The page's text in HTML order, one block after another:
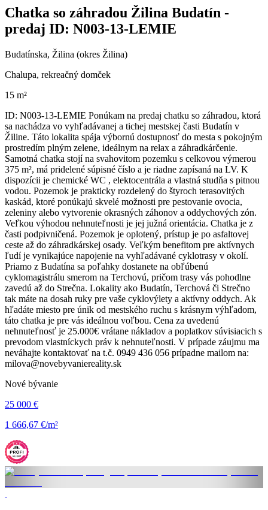
Chatka so záhradou Žilina Budatín -
predaj ID: N003-13-LEMIE
Budatínska, Žilina (okres Žilina)
Chalupa, rekreačný domček
15 m²
ID: N003-13-LEMIE Ponúkam na predaj chatku so záhradou, ktorá
sa nachádza vo vyhľadávanej a tichej mestskej časti Budatín v
Žiline. Táto lokalita spája výbornú dostupnosť do mesta s pokojným
prostredím plným zelene, ideálnym na relax a záhradkárčenie.
Samotná chatka stojí na svahovitom pozemku s celkovou výmerou
375 m², má pridelené súpisné číslo a je riadne zapísaná na LV. K
dispozícii je chemické WC , elektocentrála a vlastná studňa s pitnou
vodou. Pozemok je prakticky rozdelený do štyroch terasovitých
kaskád, ktoré ponúkajú skvelé možnosti pre pestovanie ovocia,
zeleniny alebo vytvorenie okrasných záhonov a oddychových zón.
Veľkou výhodou nehnuteľnosti je jej južná orientácia. Chatka je z
časti podpivničená. Pozemok je oplotený, prístup je po asfaltovej
ceste až do záhradkárskej osady. Veľkým benefitom pre aktívnych
ľudí je vynikajúce napojenie na vyhľadávané cyklotrasy v okolí.
Priamo z Budatína sa poľahky dostanete na obľúbenú
cyklomagistrálu smerom na Terchovú, pričom trasy vás pohodlne
zavedú až do Strečna. Lokality ako Budatín, Terchová či Strečno
tak máte na dosah ruky pre vaše cyklovýlety a aktívny oddych. Ak
hľadáte miesto pre únik od mestského ruchu s krásnym výhľadom,
táto chatka je pre vás ideálnou voľbou. Cena za uvedenú
nehnuteľnosť je 25.000€ vrátane nákladov a poplatkov súvisiacich s
prevodom vlastníckych práv k nehnuteľnosti. V prípade záujmu ma
neváhajte kontaktovať na t.č. 0949 436 056 prípadne mailom na:
milova@novebyvaniereality.sk
Nové bývanie
25 000 €
1 666,67 €/m²